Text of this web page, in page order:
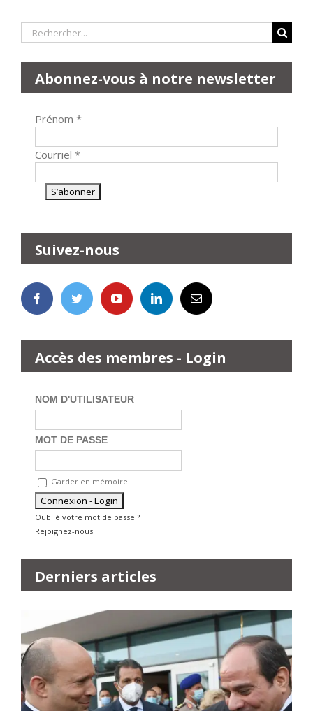
Rechercher:
Abonnez-vous à notre newsletter
Prénom *
Courriel *
Suivez-nous
Accès des membres - Login
NOM D'UTILISATEUR
MOT DE PASSE
Garder en mémoire
Oublié votre mot de passe ?
Rejoignez-nous
Derniers articles